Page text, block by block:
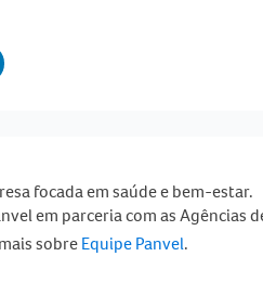
focada em saúde e bem-estar.
em parceria com as Agências
sobre Equipe Panvel.